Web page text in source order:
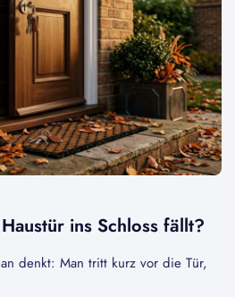
ins Schloss fällt?
denkt: Man tritt kurz vor die Tür,